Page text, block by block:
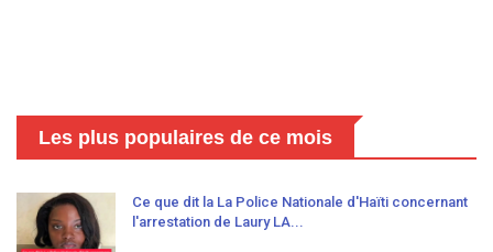
Les plus populaires de ce mois
Ce que dit la La Police Nationale d'Haïti concernant
l'arrestation de Laury LA...